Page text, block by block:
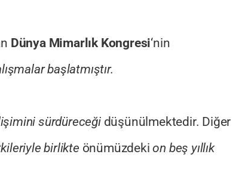
Dünya Mimarlık Kongresi‘nin
başlatmıştır.
sürdüreceğidüşünülmektedir. Diğer
birlikte önümüzdekion beş yıllık